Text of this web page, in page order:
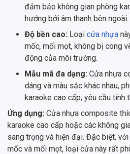
đảm bảo không gian phòng
hưởng bởi âm thanh bên ngoài.
Độ bền cao: Loại cửa nhựa
mốc, mối mọt, không bị cong
động của môi trường.
Mẫu mã đa dạng: Cửa nhựa
dáng và màu sắc khác nhau,
karaoke cao cấp, yêu cầu tính
Ứng dụng: Cửa nhựa composite
karaoke cao cấp hoặc các không
sang trọng và hiện đại. Đặc biệt,
mốc và mối mọt, loại cửa này rất